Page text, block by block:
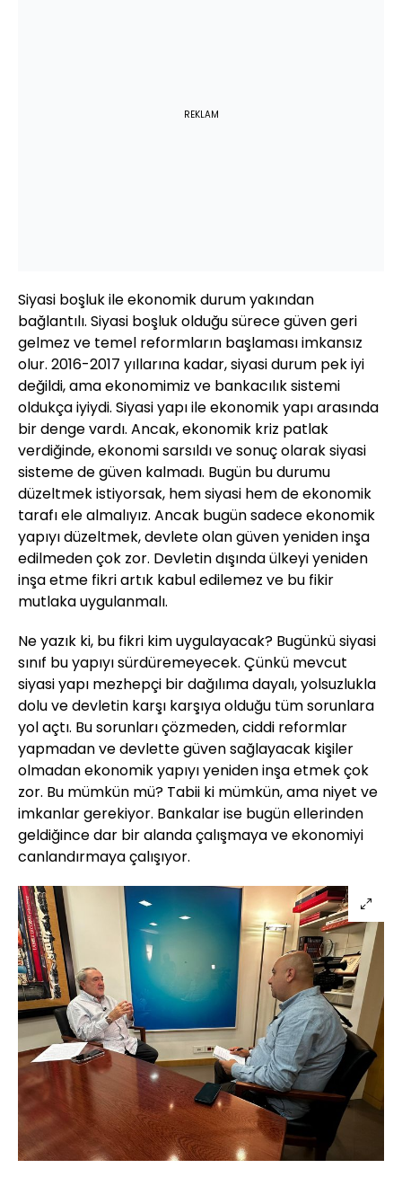
REKLAM
Siyasi boşluk ile ekonomik durum yakından
bağlantılı. Siyasi boşluk olduğu sürece güven geri
gelmez ve temel reformların başlaması imkansız
olur. 2016-2017 yıllarına kadar, siyasi durum pek iyi
değildi, ama ekonomimiz ve bankacılık sistemi
oldukça iyiydi. Siyasi yapı ile ekonomik yapı arasında
bir denge vardı. Ancak, ekonomik kriz patlak
verdiğinde, ekonomi sarsıldı ve sonuç olarak siyasi
sisteme de güven kalmadı. Bugün bu durumu
düzeltmek istiyorsak, hem siyasi hem de ekonomik
tarafı ele almalıyız. Ancak bugün sadece ekonomik
yapıyı düzeltmek, devlete olan güven yeniden inşa
edilmeden çok zor. Devletin dışında ülkeyi yeniden
inşa etme fikri artık kabul edilemez ve bu fikir
mutlaka uygulanmalı.
Ne yazık ki, bu fikri kim uygulayacak? Bugünkü siyasi
sınıf bu yapıyı sürdüremeyecek. Çünkü mevcut
siyasi yapı mezhepçi bir dağılıma dayalı, yolsuzlukla
dolu ve devletin karşı karşıya olduğu tüm sorunlara
yol açtı. Bu sorunları çözmeden, ciddi reformlar
yapmadan ve devlette güven sağlayacak kişiler
olmadan ekonomik yapıyı yeniden inşa etmek çok
zor. Bu mümkün mü? Tabii ki mümkün, ama niyet ve
imkanlar gerekiyor. Bankalar ise bugün ellerinden
geldiğince dar bir alanda çalışmaya ve ekonomiyi
canlandırmaya çalışıyor.